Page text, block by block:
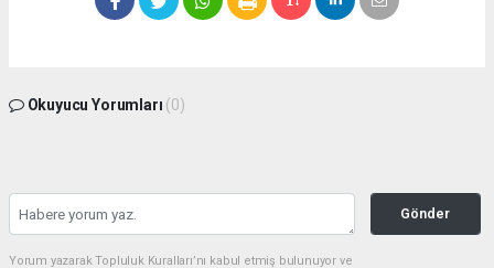
Okuyucu Yorumları (0)
Gönder
Yorum yazarak Topluluk Kuralları’nı kabul etmiş bulunuyor ve